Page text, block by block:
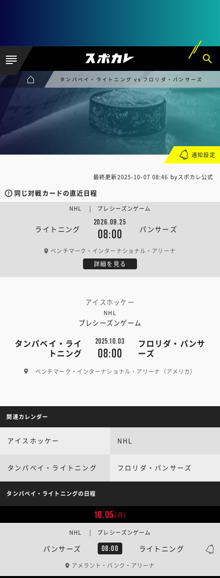
タンパベイ・ライトニング vs フロリダ・パンサーズ
最終更新2025-10-07 08:46 byスポカレ公式
同じ対戦カードの直近日程
ライトニング
2026.09.25
08:00 パンサーズ
NHL | プレシーズンゲーム
ベンチマーク・インターナショナル・アリーナ
詳細を見る
アイスホッケー
NHL
プレシーズンゲーム
タンパベイ・ライ
トニング
2025.10.03
08:00
フロリダ・パンサ
ーズ
ベンチマーク・インターナショナル・アリーナ（アメリカ）
通知設定
関連カレンダー
アイスホッケー NHL
タンパベイ・ライトニング フロリダ・パンサーズ
タンパベイ・ライトニングの日程
10.05[日]
パンサーズ 08:00 ライトニング
NHL | プレシーズンゲーム
アメラント・バンク・アリーナ